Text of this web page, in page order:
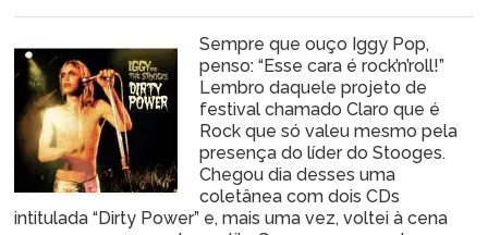
Sempre que ouço Iggy Pop,
penso: “Esse cara é rock’n’roll!”
Lembro daquele projeto de
festival chamado Claro que é
Rock que só valeu mesmo pela
presença do líder do Stooges.
Chegou dia desses uma
coletânea com dois CDs
intitulada “Dirty Power” e, mais uma vez, voltei à cena